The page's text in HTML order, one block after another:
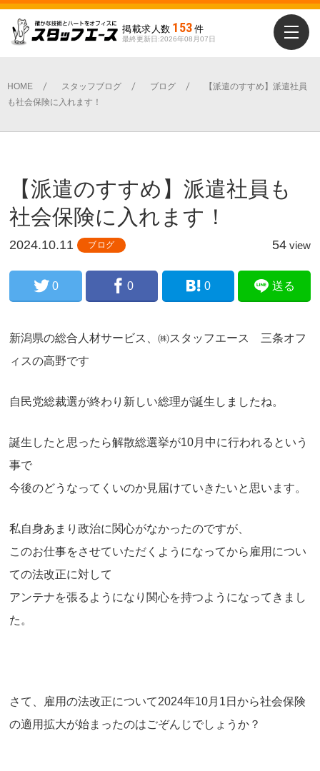
掲載求人数 153 件
最終更新日:2026年08月07日
HOME スタッフブログ ブログ
【派遣のすすめ】派遣社員
も社会保険に入れます！
【派遣のすすめ】派遣社員も
社会保険に入れます！
2024.10.11 ブログ 54view
0 0 0 送る
新潟県の総合人材サービス、㈱スタッフエース 三条オフ
ィスの高野です
自民党総裁選が終わり新しい総理が誕生しましたね。
誕生したと思ったら解散総選挙が10月中に行われるという
事で
今後のどうなってくいのか見届けていきたいと思います。
私自身あまり政治に関心がなかったのですが、
このお仕事をさせていただくようになってから雇用につい
ての法改正に対して
アンテナを張るようになり関心を持つようになってきまし
た。
さて、雇用の法改正について2024年10月1日から社会保険
の適用拡大が始まったのはごぞんじでしょうか？
勤務地を選ぶ
新潟市全域
中央区
北蒲原郡聖籠町 新発田市
村上市
胎内市
阿賀町 阿賀野市
県央エリア
三条市 五泉市
燕市
中越エリア
見附市
長岡市
魚沼エリア
上越市 妙高市 津南町 糸魚川市